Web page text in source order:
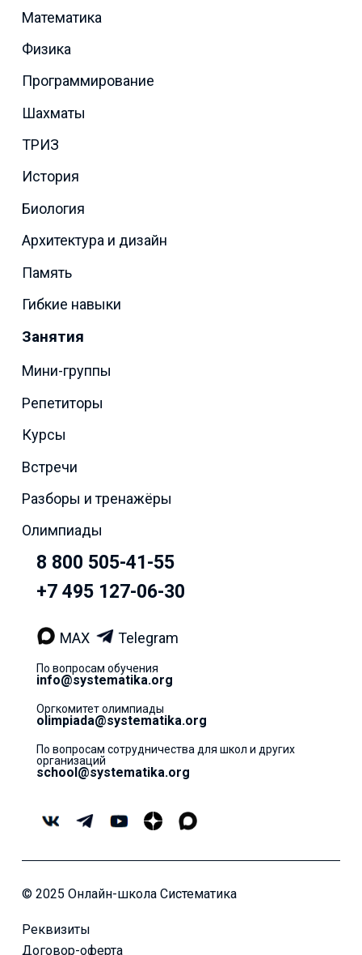
Математика
Физика
Программирование
Шахматы
ТРИЗ
История
Биология
Архитектура и дизайн
Память
Гибкие навыки
Занятия
Мини-группы
Репетиторы
Курсы
Встречи
Разборы и тренажёры
Олимпиады
8 800 505-41-55
+7 495 127-06-30
MAX Telegram
По вопросам обучения
info@systematika.org
Оргкомитет олимпиады
olimpiada@systematika.org
По вопросам сотрудничества для школ и других
организаций
school@systematika.org
© 2025 Онлайн-школа Систематика
Реквизиты
Договор-оферта